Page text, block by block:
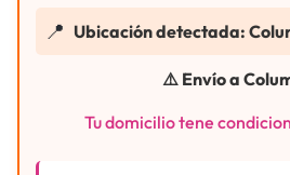
📍 Ubicación detectada:
⚠️ Envío a
Tu domicilio tene